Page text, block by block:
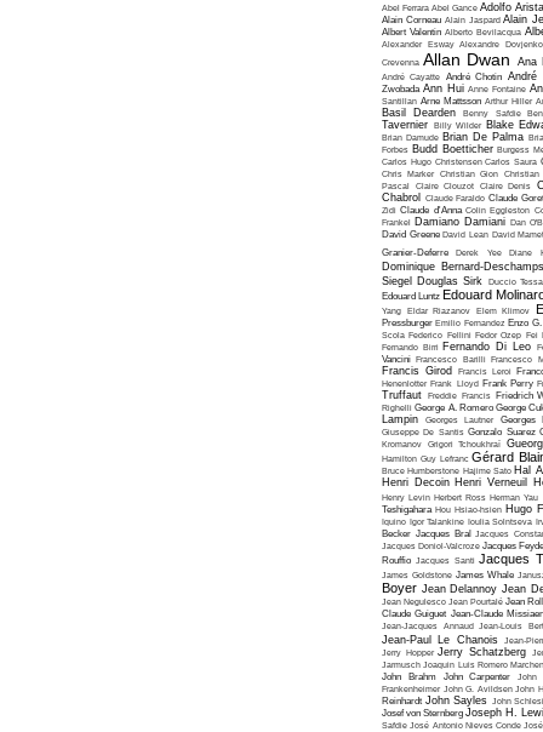
Abel Ferrara Abel Gance Adolfo
Alain Corneau Alain Jaspard Alain
Albert Valentin Alberto Bevilacqua
Alexander Esway Alexandre Dovjenko
Crevenna Allan Dwan Ana
André Cayatte André Chotin André
Zwobada Ann Hui Anne Fontaine
Santillan Arne Mattsson Arthur Hiller
Basil Dearden Benny Safdie
Tavernier Billy Wilder Blake
Brian Damude Brian De Palma
Forbes Budd Boetticher Burgess
Carlos Hugo Christensen Carlos Saura
Chris Marker Christian Gion Christian
Pascal
Claire Clouzot Claire Denis
Chabrol
Claude Faraldo Claude
Zidi Claude d'Anna Colin Eggleston
Frankel Damiano Damiani Dan
David Greene David Lean David
Granier-Deferre
Derek Yee Diane
Dominique Bernard-
Siegel
Douglas Sirk Duccio
Edouard Luntz Edouard
Yang Eldar Riazanov Elem Klimov
Pressburger Emilio Fernandez Enzo
Scola Federico Fellini Fedor Ozep Fei
Fernando Birri Fernando Di Leo
Vancini Francesco Barilli Francesco
Francis Girod Francis Leroi
Henenlotter Frank Lloyd Frank Perry
Truffaut Freddie Francis Friedrich
Righelli George A. Romero George
Lampin Georges Lautner
Georges
Giuseppe De Santis Gonzalo Suarez
Kromanov Grigori Tchoukhraï
Hamilton Guy Lefranc Gérard
Bruce Humberstone Hajime Sato Hal
Henri Decoin Henri Verneuil
Henry Levin Herbert Ross Herman Yau
Teshigahara Hou Hsiao-hsien Hugo
Iquino Igor Talankine Ioulia Solntseva
Becker Jacques Bral Jacques
Jacques Doniol-Valcroze Jacques
Rouffio Jacques Santi Jacques
James Goldstone James Whale
Boyer Jean Delannoy Jean
Jean Negulesco Jean Pourtalé Jean
Claude Guiguet Jean-Claude
Jean-Jacques Annaud Jean-Louis
Jean-Paul Le Chanois
Jean-
Jerry Hopper Jerry Schatzberg
Jarmusch Joaquin Luis Romero
John Brahm
John Carpenter
John
Frankenheimer John G. Avildsen John
Reinhardt John Sayles John
Josef von Sternberg Joseph H.
Safdie José Antonio Nieves Conde